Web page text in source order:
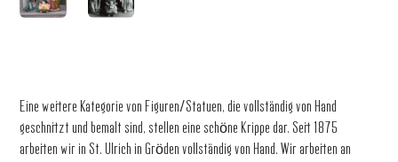
Eine weitere Kategorie von Figuren/Statuen, die vollständig von Hand
geschnitzt und bemalt sind, stellen eine schöne Krippe dar. Seit 1875
arbeiten wir in St. Ulrich in Gröden vollständig von Hand. Wir arbeiten an